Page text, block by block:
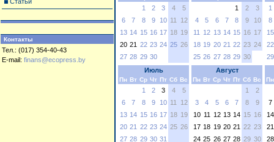
Контакты
Тел.: (017) 354-40-43
E-mail: finans@ecopress.by
1 2 3 4
5
6
7 8 9 10 11
12
13 14 15 16 17 18 19
20 21 22 23 24 25 26
27 28 29 30
1 2
3
4
5 6 7 8 9
10
11
12 13 14 15 16 17
18 19 20 21 22 23 24
25 26 27 28 29 30
1
8
15
22
29
Июль
Пн Вт Ср Чт Пт Сб Вс
1 2 3 4
5
6
7 8 9 10 11
12
13 14 15 16 17 18 19
20 21 22 23 24 25 26
27 28 29 30 31
Август
Пн Вт Ср Чт Пт Сб Вс
1
2
3
4 5 6 7 8
9
10 11 12 13 14 15 16
17 18 19 20 21 22 23
24 25 26 27 28 29 30
Пн
7
14
21
28